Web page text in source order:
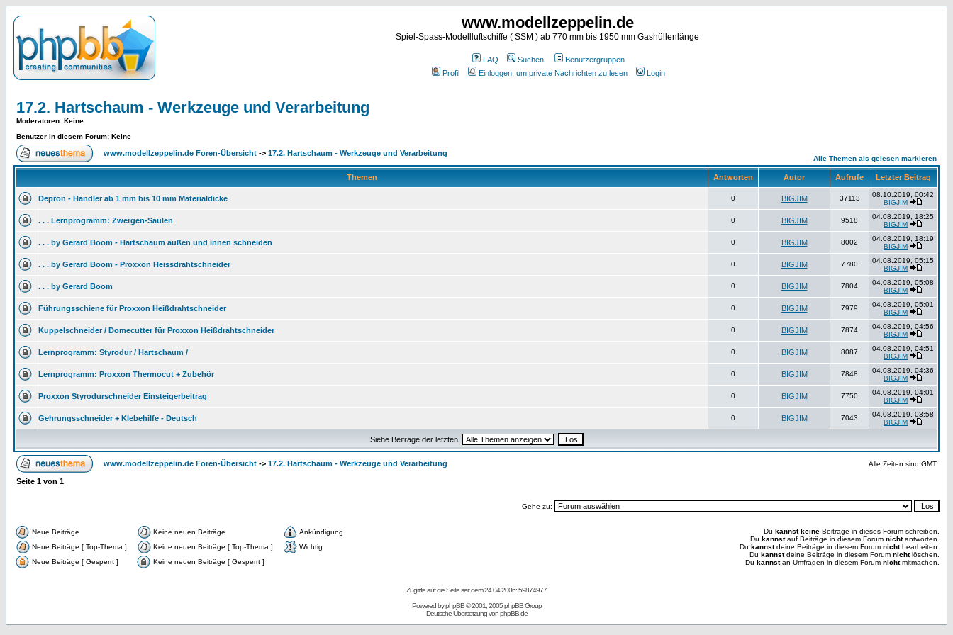
www.modellzeppelin.de
Spiel-Spass-Modellluftschiffe ( SSM ) ab 770 mm bis 1950 mm Gashüllenlänge
FAQ Suchen
Benutzergruppen
Profil
Einloggen, um private Nachrichten zu lesen Login
17.2. Hartschaum - Werkzeuge und Verarbeitung
Moderatoren: Keine
Benutzer in diesem Forum: Keine
www.modellzeppelin.de Foren-Übersicht -> 17.2. Hartschaum - Werkzeuge und Verarbeitung
Alle Themen als gelesen markieren
Themen Antworten Autor Aufrufe Letzter Beitrag
Depron - Händler ab 1 mm bis 10 mm Materialdicke 0 BIGJIM 37113
08.10.2019, 00:42
BIGJIM
. . . Lernprogramm: Zwergen-Säulen 0 BIGJIM 9518
04.08.2019, 18:25
BIGJIM
. . . by Gerard Boom - Hartschaum außen und innen schneiden 0 BIGJIM 8002
04.08.2019, 18:19
BIGJIM
. . . by Gerard Boom - Proxxon Heissdrahtschneider 0 BIGJIM 7780
04.08.2019, 05:15
BIGJIM
. . . by Gerard Boom 0 BIGJIM 7804
04.08.2019, 05:08
BIGJIM
Führungsschiene für Proxxon Heißdrahtschneider 0 BIGJIM 7979
04.08.2019, 05:01
BIGJIM
Kuppelschneider / Domecutter für Proxxon Heißdrahtschneider 0 BIGJIM 7874
04.08.2019, 04:56
BIGJIM
Lernprogramm: Styrodur / Hartschaum / 0 BIGJIM 8087
04.08.2019, 04:51
BIGJIM
Lernprogramm: Proxxon Thermocut + Zubehör 0 BIGJIM 7848
04.08.2019, 04:36
BIGJIM
Proxxon Styrodurschneider Einsteigerbeitrag 0 BIGJIM 7750
04.08.2019, 04:01
BIGJIM
Gehrungsschneider + Klebehilfe - Deutsch 0 BIGJIM 7043
04.08.2019, 03:58
BIGJIM
Siehe Beiträge der letzten:
www.modellzeppelin.de Foren-Übersicht -> 17.2. Hartschaum - Werkzeuge und Verarbeitung Alle Zeiten sind GMT
Seite 1 von 1
Gehe zu:
Neue Beiträge Keine neuen Beiträge
Ankündigung
Neue Beiträge [ Top-Thema ]
Keine neuen Beiträge [ Top-Thema ]
Wichtig
Neue Beiträge [ Gesperrt ]
Keine neuen Beiträge [ Gesperrt ]
Du kannst keine Beiträge in dieses Forum schreiben.
Du kannstauf Beiträge in diesem Forum nichtantworten.
Du kannstdeine Beiträge in diesem Forum nichtbearbeiten.
Du kannstdeine Beiträge in diesem Forum nichtlöschen.
Du kannstan Umfragen in diesem Forum nichtmitmachen.
Zugriffe auf die Seite seit dem 24.04.2006: 59874977
Powered byphpBB© 2001, 2005 phpBB Group
Deutsche Übersetzung vonphpBB.de